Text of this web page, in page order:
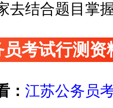
去结合题目掌
考试行测资
： 江苏公务员